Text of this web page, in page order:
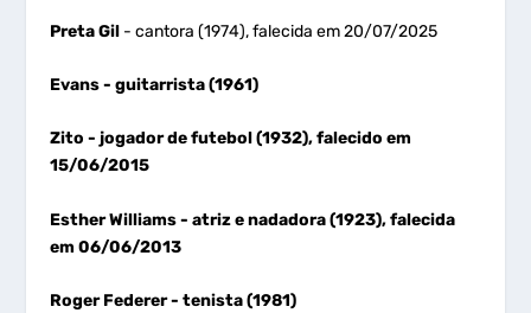
Preta Gil - cantora (1974), falecida em 20/07/2025
Evans- guitarrista (1961)
Zito- jogador de futebol (1932), falecido em
15/06/2015
Esther Williams- atriz e nadadora (1923), falecida
em 06/06/2013
Roger Federer- tenista (1981)